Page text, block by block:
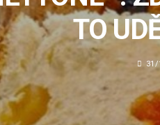
TO
31/